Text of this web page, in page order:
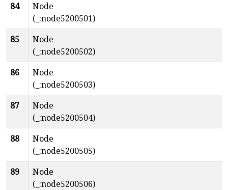
84
Node
(_:node5200501)
85
Node
(_:node5200502)
86
Node
(_:node5200503)
87
Node
(_:node5200504)
88
Node
(_:node5200505)
89
Node
(_:node5200506)